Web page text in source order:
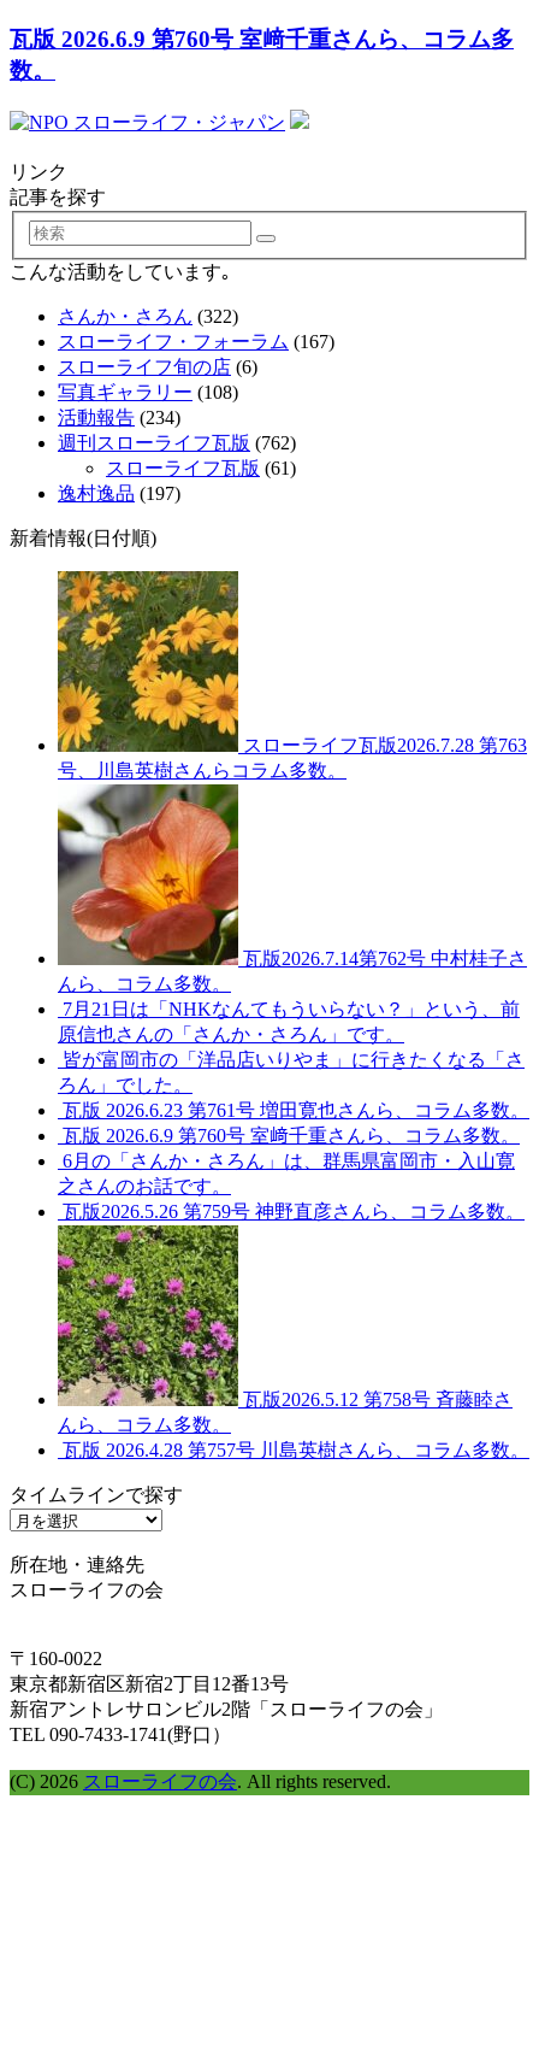
瓦版 2026.6.9 第760号 室﨑千重さんら、コラム多
数。
リンク
記事を探す
検
索
こんな活動をしています｡
さんか・さろん (322)
スローライフ・フォーラム (167)
スローライフ旬の店 (6)
写真ギャラリー (108)
活動報告 (234)
週刊スローライフ瓦版 (762)
スローライフ瓦版 (61)
逸村逸品 (197)
新着情報(日付順)
スローライフ瓦版2026.7.28 第763
号、川島英樹さんらコラム多数。
瓦版2026.7.14第762号 中村桂子さ
んら、コラム多数。
7月21日は「NHKなんてもういらない？」という、前
原信也さんの「さんか・さろん」です。
皆が富岡市の「洋品店いりやま」に行きたくなる「さ
ろん」でした。
瓦版 2026.6.23 第761号 増田寛也さんら、コラム多数。
瓦版 2026.6.9 第760号 室﨑千重さんら、コラム多数。
6月の「さんか・さろん」は、群馬県富岡市・入山寛
之さんのお話です。
瓦版2026.5.26 第759号 神野直彦さんら、コラム多数。
瓦版2026.5.12 第758号 斉藤睦さ
んら、コラム多数。
瓦版 2026.4.28 第757号 川島英樹さんら、コラム多数。
タイムラインで探す
タ
ム
ラ
で
探
す
所在地・連絡先
スローライフの会
〒160-0022
東京都新宿区新宿2丁目12番13号
新宿アントレサロンビル2階「スローライフの会」
TEL 090-7433-1741(野口）
(C) 2026 スローライフの会. All rights reserved.